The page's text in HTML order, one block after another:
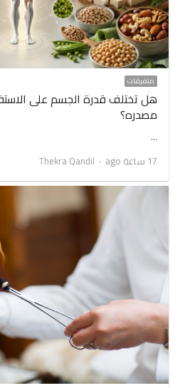
متفرقات
هل تختلف قدرة الجسم على
مصدره؟
…
17 ساعة ago
Author
Thekra Qandil